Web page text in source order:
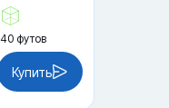
40 футов
Купить